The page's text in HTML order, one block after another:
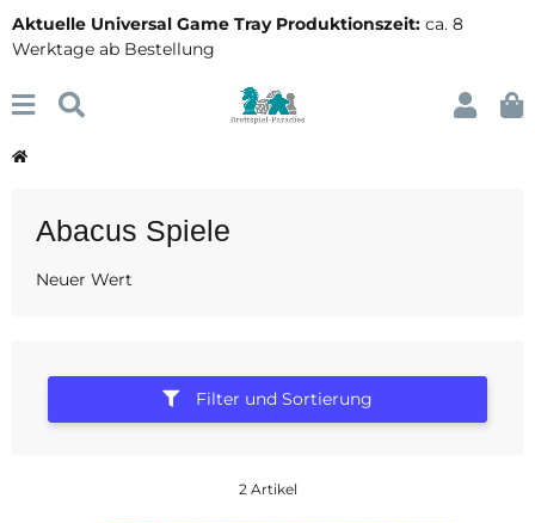
Aktuelle Universal Game Tray Produktionszeit: ca. 8
Werktage ab Bestellung
Abacus Spiele
Neuer Wert
Filter und Sortierung
2 Artikel